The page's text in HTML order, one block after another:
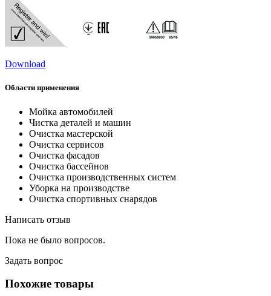
Download
Области применения
Мойка автомобилей
Чистка деталей и машин
Очистка мастерской
Очистка сервисов
Очистка фасадов
Очистка бассейнов
Очистка производственных систем
Уборка на производстве
Очистка спортивных снарядов
Написать отзыв
Пока не было вопросов.
Задать вопрос
Похожие товары